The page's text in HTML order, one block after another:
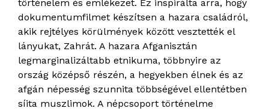
történelem és emlékezet. Ez inspirálta arra, hogy
dokumentumfilmet készítsen a hazara családról,
akik rejtélyes körülmények között vesztették el
lányukat, Zahrát. A hazara Afganisztán
legmarginalizáltabb etnikuma, többnyire az
ország középső részén, a hegyekben élnek és az
afgán népesség szunnita többségével ellentétben
síita muszlimok. A népcsoport történelme